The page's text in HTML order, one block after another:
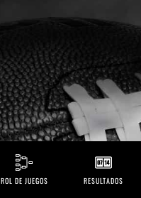
ROL DE JUEGOS RESULTADOS